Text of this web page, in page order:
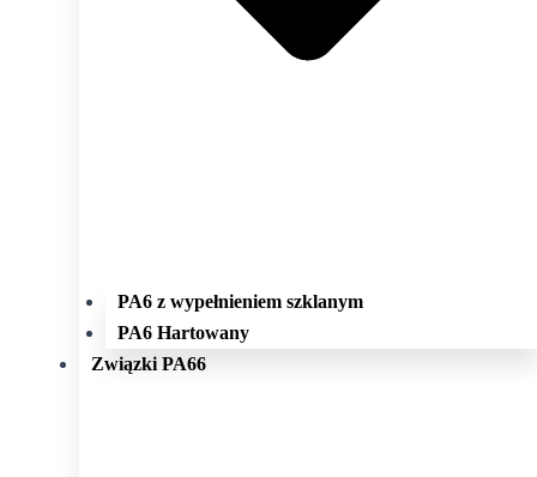
PA6 z wypełnieniem szklanym
PA6 Hartowany
Związki PA66